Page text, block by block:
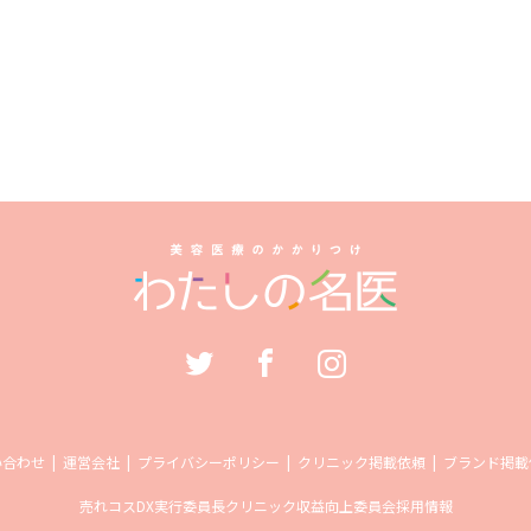
わせ 運営会社 プライバシーポリシー クリニック掲載依頼 ブランド掲
売れコスDX実行委員長クリニック収益向上委員会採用情報